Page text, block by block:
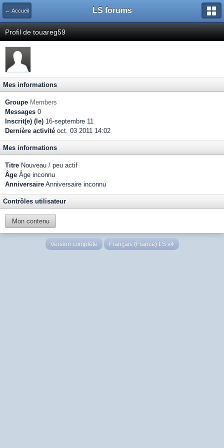
← Accueil LS forums
Profil de touareg59
Mes informations
Groupe Members
Messages 0
Inscrit(e) (le) 16-septembre 11
Dernière activité oct. 03 2011 14:02
Mes informations
Titre Nouveau / peu actif
Âge Âge inconnu
Anniversaire Anniversaire inconnu
Contrôles utilisateur
Mon contenu
Version complète Français (France) LS v4